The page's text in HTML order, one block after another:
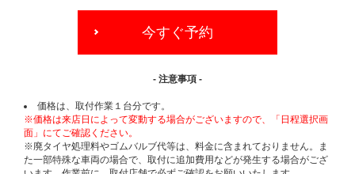
今すぐ予約
- 注意事項 -
価格は、取付作業１台分です。
※価格は来店日によって変動する場合がございますので、「日程選択画
面」にてご確認ください。
※廃タイヤ処理料やゴムバルブ代等は、料金に含まれておりません。ま
た一部特殊な車両の場合で、取付に追加費用などが発生する場合がござ